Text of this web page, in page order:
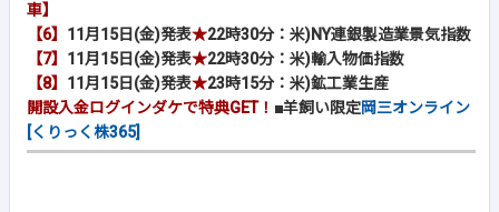
車】
【6】 11月15日(金)発表★22時30分：米)NY連銀製造業景気指数
【7】 11月15日(金)発表★22時30分：米)輸入物価指数
【8】 11月15日(金)発表★23時15分：米)鉱工業生産
開設入金ログインダケで特典GET！ ■羊飼い限定岡三オンライン
[くりっく株365]